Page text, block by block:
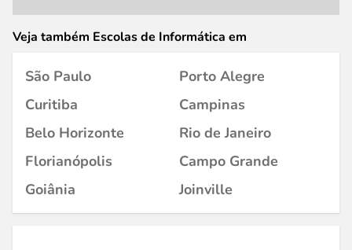
Veja também Escolas de Informática em
São Paulo
Porto Alegre
Curitiba
Campinas
Belo Horizonte
Rio de Janeiro
Florianópolis
Campo Grande
Goiânia
Joinville